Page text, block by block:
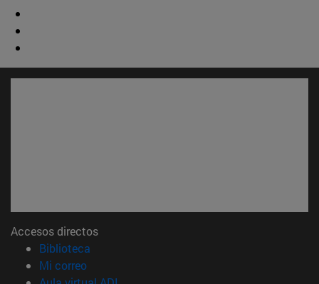
Accesos directos
Biblioteca
Mi correo(abre en nueva ventana)